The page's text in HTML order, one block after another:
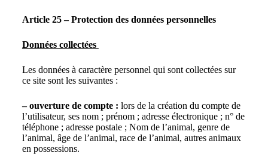
Article 25 – Protection des données personnelles
Données collectées
Les données à caractère personnel qui sont collectées sur
ce site sont les suivantes :
– ouverture de compte : lors de la création du compte de
l’utilisateur, ses nom ; prénom ; adresse électronique ; n° de
téléphone ; adresse postale ; Nom de l’animal, genre de
l’animal, âge de l’animal, race de l’animal, autres animaux
en possessions.